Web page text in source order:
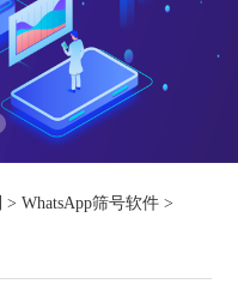
>WhatsApp筛号软件 >